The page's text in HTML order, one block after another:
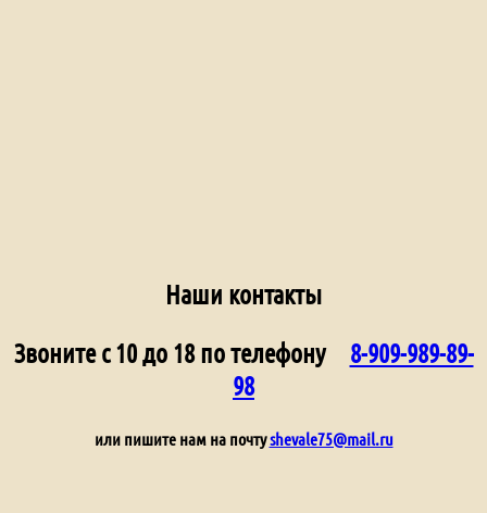
Наши контакты
Звоните с 10 до 18 по телефону
8-909-989-89-
98
или пишите нам на почтуshevale75@mail.ru